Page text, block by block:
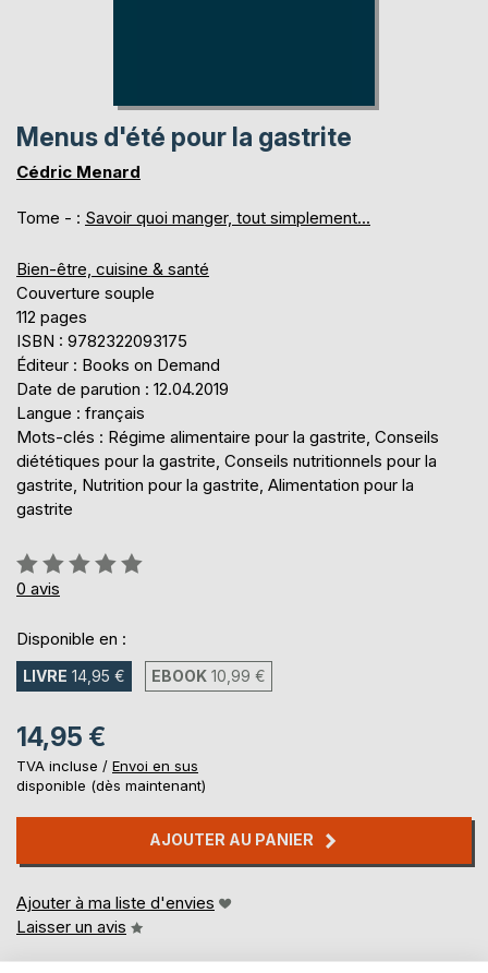
Menus d'été pour la gastrite
Cédric Menard
Tome - : Savoir quoi manger, tout simplement...
Bien-être, cuisine & santé
Couverture souple
112 pages
ISBN : 9782322093175
Éditeur : Books on Demand
Date de parution : 12.04.2019
Langue : français
Mots-clés : Régime alimentaire pour la gastrite, Conseils
diététiques pour la gastrite, Conseils nutritionnels pour la
gastrite, Nutrition pour la gastrite, Alimentation pour la
gastrite
Évaluation:
0%
0 avis
Disponible en :
LIVRE 14,95 € EBOOK 10,99 €
14,95 €
TVA incluse / Envoi en sus
disponible (dès maintenant)
AJOUTER AU PANIER
Ajouter à ma liste d'envies
Laisser un avis